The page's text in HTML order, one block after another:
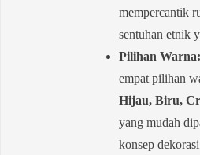
mempercantik
sentuhan etnik
Pilihan Warna:
empat pilihan
Hijau, Biru,
yang mudah
konsep